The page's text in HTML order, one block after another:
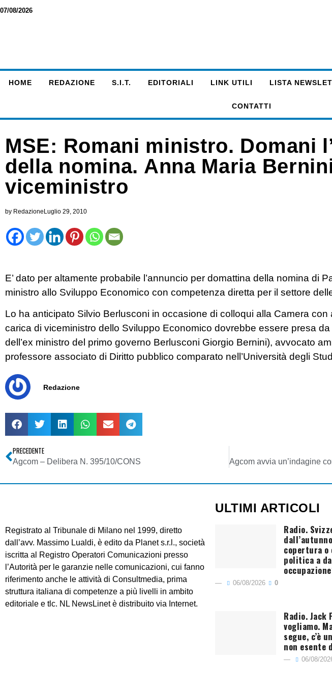
07/08/2026
HOME REDAZIONE S.I.T. EDITORIALI LINK UTILI LISTA
CONTATTI
MSE: Romani ministro. Domani
della nomina. Anna Maria
viceministro
by Redazione Luglio 29, 2010
E’ dato per altamente probabile l’annuncio per domattina della nomina di
ministro allo Sviluppo Economico con competenza diretta per il settore
Lo ha anticipato Silvio Berlusconi in occasione di colloqui alla Camera
carica di viceministro dello Sviluppo Economico dovrebbe essere presa
dell’ex ministro del primo governo Berlusconi Giorgio Bernini), avvocato
professore associato di Diritto pubblico comparato nell’Università degli
Redazione
PRECEDENTE
Agcom – Delibera N. 395/10/CONS
Registrato al Tribunale di Milano nel 1999, diretto
dall’avv. Massimo Lualdi, è edito da Planet s.r.l., società
iscritta al Registro Operatori Comunicazioni presso
l’Autorità per le garanzie nelle comunicazioni, cui fanno
riferimento anche le attività di Consultmedia, prima
struttura italiana di competenze a più livelli in ambito
editoriale e tlc. NL NewsLinet è distribuito via Internet.
ULTIMI ARTICOLI
Radio.
copertura
politica a
06/08/2026 0
Radio. Jack
vogliamo.
segue, c’è
non esente
06/08/